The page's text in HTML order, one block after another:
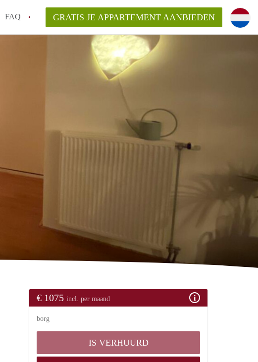
FAQ
op een Appartement in Groningen?
AppartementenGroningen?
GRATIS JE APPARTEMENT AANBIEDEN
€ 1075 incl. per maand
borg
IS VERHUURD